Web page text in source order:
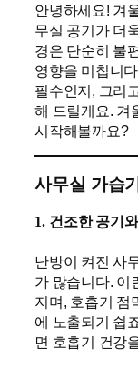
안녕하세요! 겨
무실 공기가 더
경은 단순히 불
영향을 미칩니
필수인지, 그리
해 드릴게요. 겨
시작해볼까요?
사무실 가습
1. 건조한 공기
난방이 켜진 사
가 많습니다. 이
지며, 호흡기 점
에 노출되기 쉽
면 호흡기 건강